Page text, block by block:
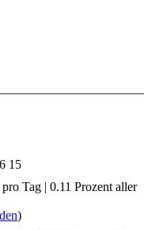
15
Tag | 0.11 Prozent aller
)